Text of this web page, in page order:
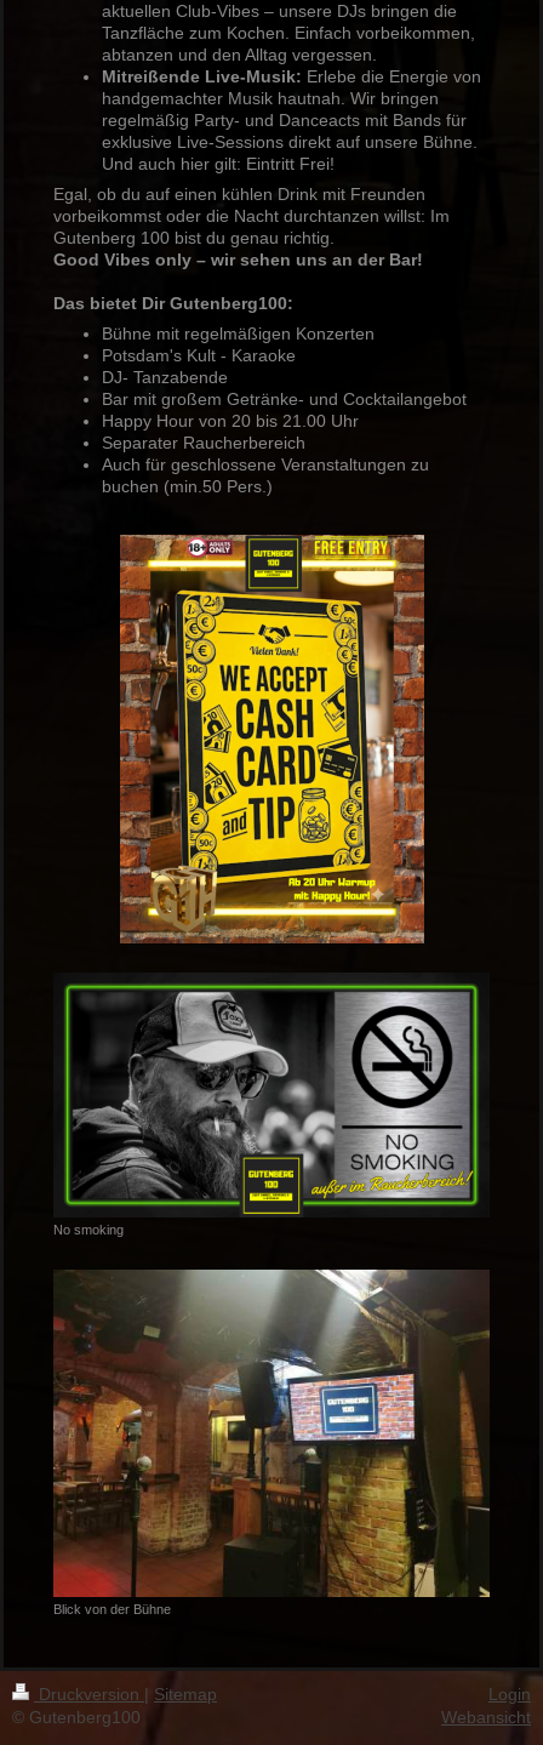
aktuellen Club-Vibes – unsere DJs bringen die
Tanzfläche zum Kochen. Einfach vorbeikommen,
abtanzen und den Alltag vergessen.
Mitreißende Live-Musik: Erlebe die Energie von
handgemachter Musik hautnah. Wir bringen
regelmäßig Party- und Danceacts mit Bands für
exklusive Live-Sessions direkt auf unsere Bühne.
Und auch hier gilt: Eintritt Frei!
Egal, ob du auf einen kühlen Drink mit Freunden
vorbeikommst oder die Nacht durchtanzen willst: Im
Gutenberg 100 bist du genau richtig.
Good Vibes only – wir sehen uns an der Bar!
Das bietet Dir Gutenberg100:
Bühne mit regelmäßigen Konzerten
Potsdam's Kult - Karaoke
DJ- Tanzabende
Bar mit großem Getränke- und Cocktailangebot
Happy Hour von 20 bis 21.00 Uhr
Separater Raucherbereich
Auch für geschlossene Veranstaltungen zu
buchen (min.50 Pers.)
No smoking
Blick von der Bühne
Druckversion | Sitemap
© Gutenberg100
Login
Webansicht